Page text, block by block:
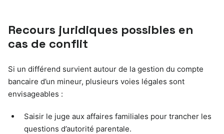
Recours juridiques possibles en
cas de conflit
Si un différend survient autour de la gestion du compte
bancaire d’un mineur, plusieurs voies légales sont
envisageables :
Saisir le juge aux affaires familiales pour trancher les
questions d’autorité parentale.